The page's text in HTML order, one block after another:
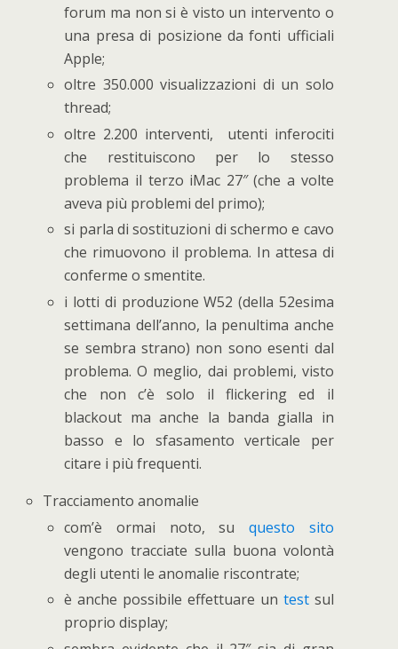
forum ma non si è visto un intervento o
una presa di posizione da fonti ufficiali
Apple;
oltre 350.000 visualizzazioni di un solo
thread;
oltre 2.200 interventi, utenti inferociti
che restituiscono per lo stesso
problema il terzo iMac 27″ (che a volte
aveva più problemi del primo);
si parla di sostituzioni di schermo e cavo
che rimuovono il problema. In attesa di
conferme o smentite.
i lotti di produzione W52 (della 52esima
settimana dell’anno, la penultima anche
se sembra strano) non sono esenti dal
problema. O meglio, dai problemi, visto
che non c’è solo il flickering ed il
blackout ma anche la banda gialla in
basso e lo sfasamento verticale per
citare i più frequenti.
Tracciamento anomalie
com’è ormai noto, suquesto sito
vengono tracciate sulla buona volontà
degli utenti le anomalie riscontrate;
è anche possibile effettuare un testsul
proprio display;